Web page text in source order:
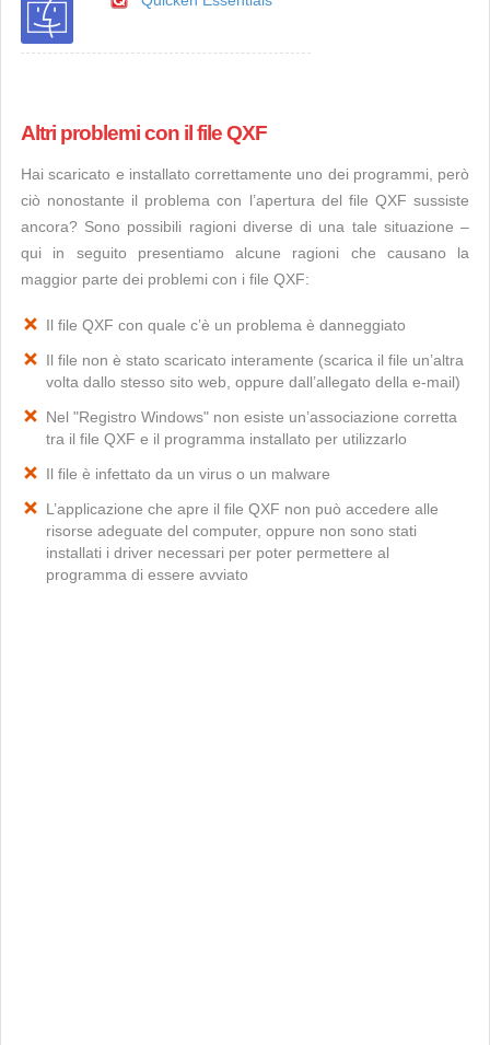
Altri problemi con il file QXF
Hai scaricato e installato correttamente uno dei programmi, però
ciò nonostante il problema con l’apertura del file QXF sussiste
ancora? Sono possibili ragioni diverse di una tale situazione –
qui in seguito presentiamo alcune ragioni che causano la
maggior parte dei problemi con i file QXF:
Il file QXF con quale c’è un problema è danneggiato
Il file non è stato scaricato interamente (scarica il file un’altra
volta dallo stesso sito web, oppure dall’allegato della e-mail)
Nel "Registro Windows" non esiste un’associazione corretta
tra il file QXF e il programma installato per utilizzarlo
Il file è infettato da un virus o un malware
L’applicazione che apre il file QXF non può accedere alle
risorse adeguate del computer, oppure non sono stati
installati i driver necessari per poter permettere al
programma di essere avviato